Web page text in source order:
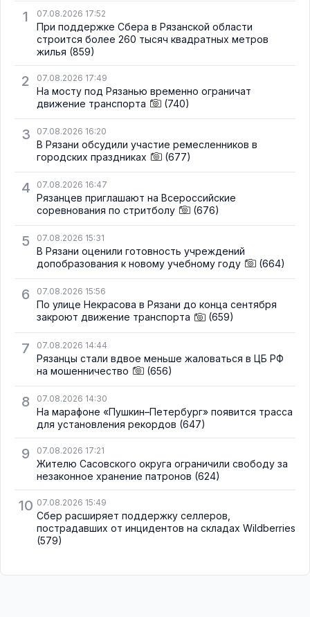
1 07.08.2026 17:52
При поддержке Сбера в Рязанской области
строится более 260 тысяч квадратных метров
жилья (859)
2 07.08.2026 17:49
На мосту под Рязанью временно ограничат
движение транспорта
(740)
3 07.08.2026 16:20
В Рязани обсудили участие ремесленников в
городских праздниках
(677)
4 07.08.2026 16:47
Рязанцев приглашают на Всероссийские
соревнования по стритболу
(676)
5 07.08.2026 15:31
В Рязани оценили готовность учреждений
допобразования к новому учебному году
(664)
6 07.08.2026 15:56
По улице Некрасова в Рязани до конца сентября
закроют движение транспорта
(659)
7 07.08.2026 14:44
Рязанцы стали вдвое меньше жаловаться в ЦБ РФ
на мошенничество
(656)
8 07.08.2026 14:30
На марафоне «Пушкин–Петербург» появится трасса
для установления рекордов (647)
9 07.08.2026 17:21
Жителю Сасовского округа ограничили свободу за
незаконное хранение патронов (624)
10 07.08.2026 15:49
Сбер расширяет поддержку селлеров,
пострадавших от инцидентов на складах Wildberries
(579)